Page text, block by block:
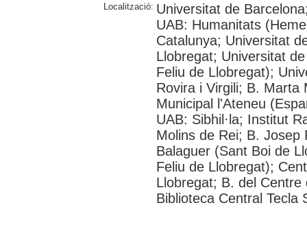
Localització: Universitat de
UAB: Humanitats
Catalunya; Universitat
Llobregat; Universitat
Feliu de Llobregat);
Rovira i Virgili; B. Marta
Municipal l'Ateneu
UAB: Sibhil·la; Institut
Molins de Rei; B. Josep
Balaguer (Sant Boi de
Feliu de Llobregat);
Llobregat; B. del
Biblioteca Central Tecla